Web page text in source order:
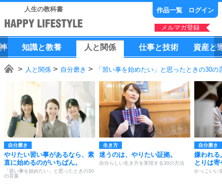
人生の教科書 作品一覧 ログイン
メルマガ登録
知識と教養 人 と 関係 仕事と技術 資産と
人と関係 自分磨き 「習い事を始めたい」と思ったときの30の
自分磨き
やりたい習い事があるなら、素
直に始めるのがいちばん。
「習い事を始めたい」と思ったときの30
の言葉
生き方
迷うのは、やりたい証拠。
自分らしい生き方を実現する30の方法
自分磨き
嫌われる
とりは
かっこいい